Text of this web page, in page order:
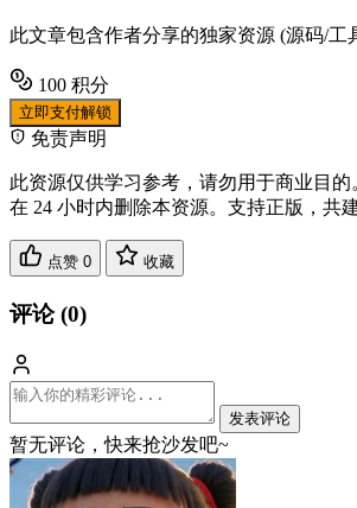
此文章包含作者分享的独家资源 (源码/工
100 积分
立即支付解锁
免责声明
此资源仅供学习参考，请勿用于商业目
在 24 小时内删除本资源。支持正版，共
点赞 0 收藏
评论 (0)
发表评论
暂无评论，快来抢沙发吧~